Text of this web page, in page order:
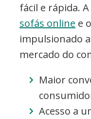
fácil e rápida.
sofás online e
impulsionado
mercado do
Maior
Acesso a